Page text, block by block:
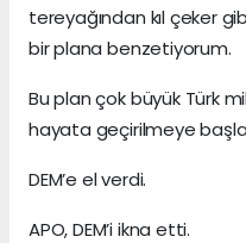
tereyağından kıl çeker
bir plana benzetiyorum.
Bu plan çok büyük Türk
hayata geçirilmeye
DEM’e el verdi.
APO, DEM’i ikna etti.